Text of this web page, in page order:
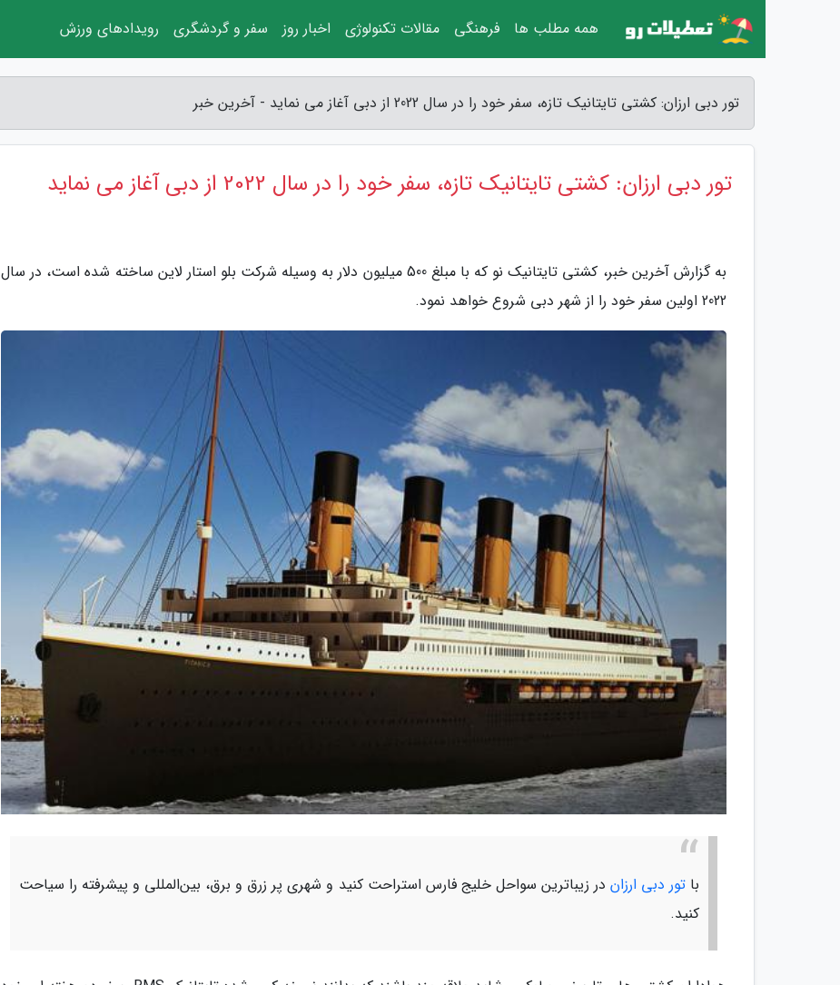
تور دبی ارزان: کشتی تایتانیک تازه، سفر خود را در سال 2022 از دبی آغاز می نماید - آخرین خبر
تور دبی ارزان: کشتی تایتانیک تازه، سفر خود را در سال 2022 از دبی آغاز می نماید
به گزارش آخرین خبر، کشتی تایتانیک نو که با مبلغ 500 میلیون دلار به وسیله شرکت بلو استار لاین ساخته شده است، در سال
2022 اولین سفر خود را از شهر دبی شروع خواهد نمود.
باتور دبی ارزان در زیباترین سواحل خلیج فارس استراحت کنید و شهری پر زرق و برق، بین‌المللی و پیشرفته را سیاحت
کنید.
همه مطلب ها فرهنگی مقالات تکنولوژی اخبار روز سفر و گردشگری رویدادهای ورزش